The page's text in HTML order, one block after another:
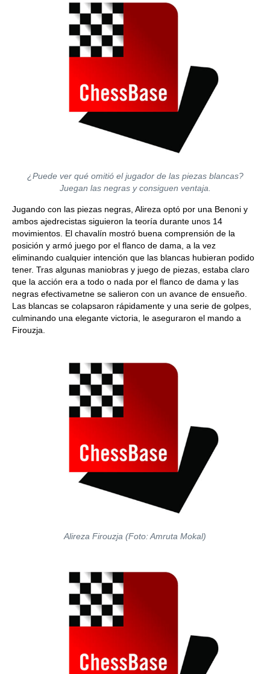
¿Puede ver qué omitió el jugador de las piezas blancas?
Juegan las negras y consiguen ventaja.
Jugando con las piezas negras, Alireza optó por una Benoni y
ambos ajedrecistas siguieron la teoría durante unos 14
movimientos. El chavalín mostró buena comprensión de la
posición y armó juego por el flanco de dama, a la vez
eliminando cualquier intención que las blancas hubieran podido
tener. Tras algunas maniobras y juego de piezas, estaba claro
que la acción era a todo o nada por el flanco de dama y las
negras efectivametne se salieron con un avance de ensueño.
Las blancas se colapsaron rápidamente y una serie de golpes,
culminando una elegante victoria, le aseguraron el mando a
Firouzja.
Alireza Firouzja (Foto: Amruta Mokal)